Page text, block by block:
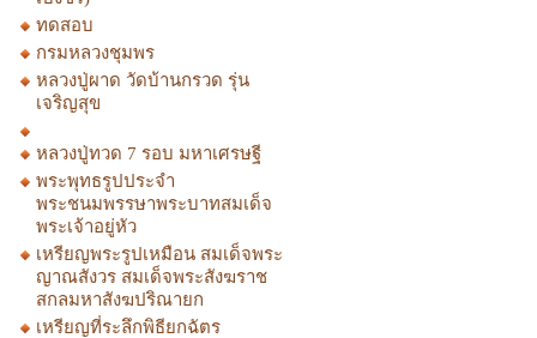
ทดสอบ
กรมหลวงชุมพร
หลวงปู่ผาด วัดบ้านกรวด รุ่น
เจริญสุข
หลวงปู่ทวด 7 รอบ มหาเศรษฐี
พระพุทธรูปประจำ
พระชนมพรรษาพระบาทสมเด็จ
พระเจ้าอยู่หัว
เหรียญพระรูปเหมือน สมเด็จพระ
ญาณสังวร สมเด็จพระสังฆราช
สกลมหาสังฆปริณายก
เหรียญที่ระลึกพิธียกฉัตร